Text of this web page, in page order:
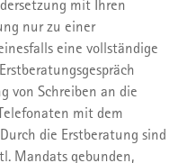
mit Ihren
nur zu einer
eine vollständige
von Schreiben an die
mit dem
die Erstberatung sind
Mandats gebunden,